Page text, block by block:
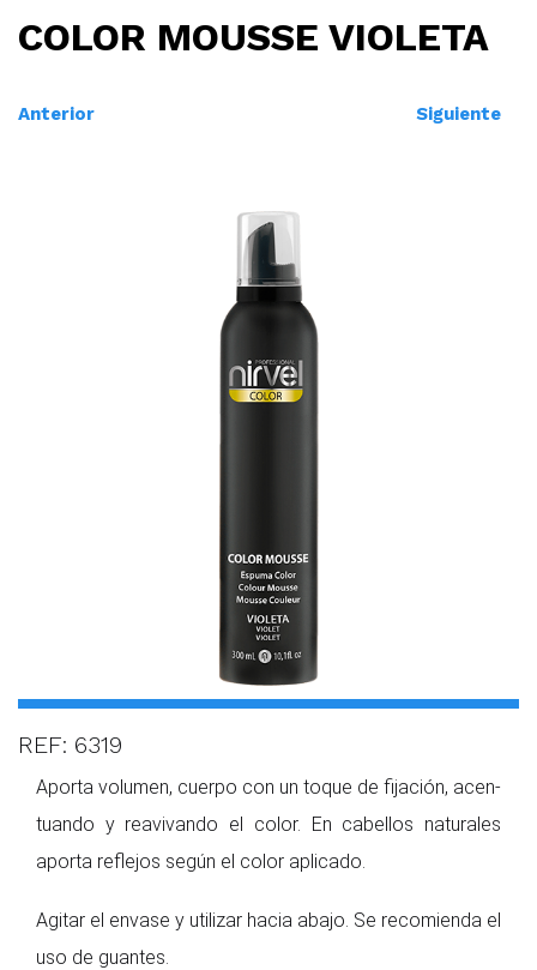
COLOR MOUSSE VIOLETA
Anterior Siguiente
REF: 6319
Aporta volumen, cuerpo con un toque de fijación, acen­
tuando y reavivando el color. En cabellos naturales
aporta reflejos según el color apli­cado.
Agitar el envase y utilizar hacia abajo. Se recomienda el
uso de guantes.